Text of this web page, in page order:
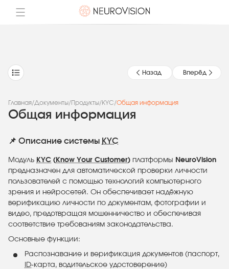
Назад Вперёд
Главная/Документы/Продукты/KYC/Общая информация
Общая информация
📌 Описание системы KYC
Модуль KYC ( Know Your Customer) платформы NeuroVision
предназначен для автоматической проверки личности
пользователей с помощью технологий компьютерного
зрения и нейросетей. Он обеспечивает надёжную
верификацию личности по документам, фотографии и
видео, предотвращая мошенничество и обеспечивая
соответствие требованиям законодательства.
Основные функции:
Распознавание и верификация документов (паспорт,
ID-карта, водительское удостоверение)